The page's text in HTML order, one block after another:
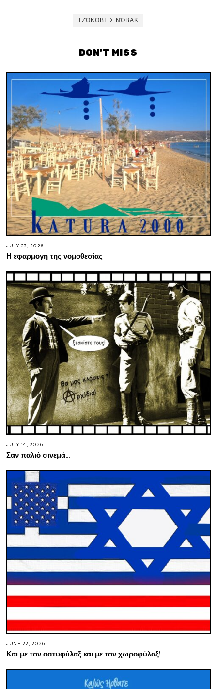
ΤΖΌΚΟΒΙΤΣ ΝΌΒΑΚ
DON'T MISS
JULY 23, 2026
Η εφαρμογή της νομοθεσίας
JULY 14, 2026
Σαν παλιό σινεμά…
JUNE 22, 2026
Και με τον αστυφύλαξ και με τον χωροφύλαξ!